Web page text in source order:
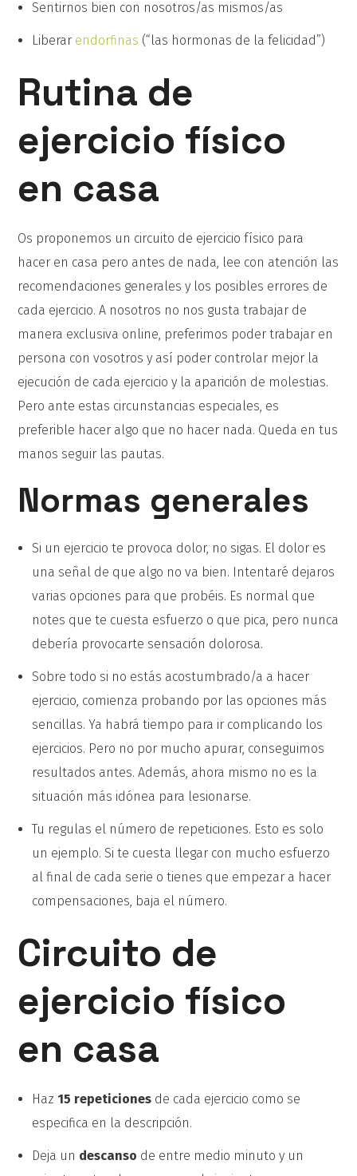
Sentirnos bien con nosotros/as mismos/as
Liberar endorfinas (“las hormonas de la felicidad”)
Rutina de
ejercicio físico
en casa
Os proponemos un circuito de ejercicio físico para
hacer en casa pero antes de nada, lee con atención las
recomendaciones generales y los posibles errores de
cada ejercicio. A nosotros no nos gusta trabajar de
manera exclusiva online, preferimos poder trabajar en
persona con vosotros y así poder controlar mejor la
ejecución de cada ejercicio y la aparición de molestias.
Pero ante estas circunstancias especiales, es
preferible hacer algo que no hacer nada. Queda en tus
manos seguir las pautas.
Normas generales
Si un ejercicio te provoca dolor, no sigas. El dolor es
una señal de que algo no va bien. Intentaré dejaros
varias opciones para que probéis. Es normal que
notes que te cuesta esfuerzo o que pica, pero nunca
debería provocarte sensación dolorosa.
Sobre todo si no estás acostumbrado/a a hacer
ejercicio, comienza probando por las opciones más
sencillas. Ya habrá tiempo para ir complicando los
ejercicios. Pero no por mucho apurar, conseguimos
resultados antes. Además, ahora mismo no es la
situación más idónea para lesionarse.
Tu regulas el número de repeticiones. Esto es solo
un ejemplo. Si te cuesta llegar con mucho esfuerzo
al final de cada serie o tienes que empezar a hacer
compensaciones, baja el número.
Circuito de
ejercicio físico
en casa
Haz 15 repeticiones de cada ejercicio como se
especifica en la descripción.
Deja un descanso de entre medio minuto y un